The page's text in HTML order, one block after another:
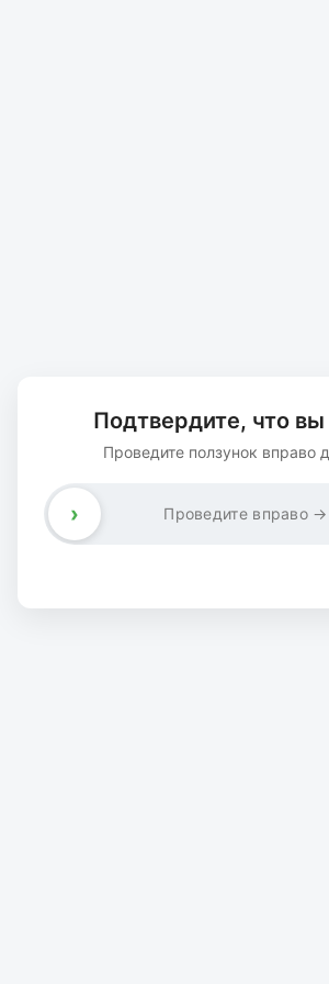
Подтвердите, что вы
Проведите ползунок вправо
Проведите вправо →
›